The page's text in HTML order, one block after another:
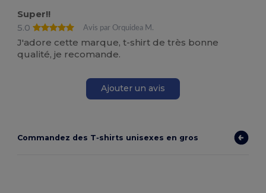
Super!!
5.0
Avis par Orquidea M.
J'adore cette marque, t-shirt de très bonne
qualité, je recomande.
Ajouter un avis
Commandez des T‑shirts unisexes en gros